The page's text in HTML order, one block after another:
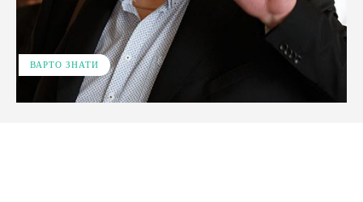
ВАРТО ЗНАТИ